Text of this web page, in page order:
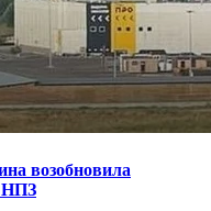
возобновила
НПЗ